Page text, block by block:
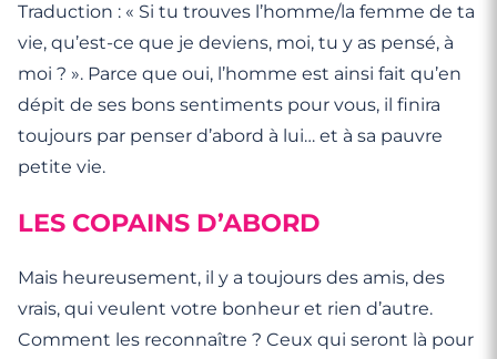
Traduction : « Si tu trouves l’homme/la femme de ta
vie, qu’est-ce que je deviens, moi, tu y as pensé, à
moi ? ». Parce que oui, l’homme est ainsi fait qu’en
dépit de ses bons sentiments pour vous, il finira
toujours par penser d’abord à lui… et à sa pauvre
petite vie.
LES COPAINS D’ABORD
Mais heureusement, il y a toujours des amis, des
vrais, qui veulent votre bonheur et rien d’autre.
Comment les reconnaître ? Ceux qui seront là pour